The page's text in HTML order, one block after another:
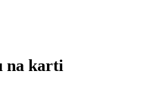
na karti